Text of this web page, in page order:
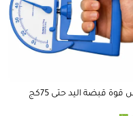
قوة قبضة اليد حتى 75كج